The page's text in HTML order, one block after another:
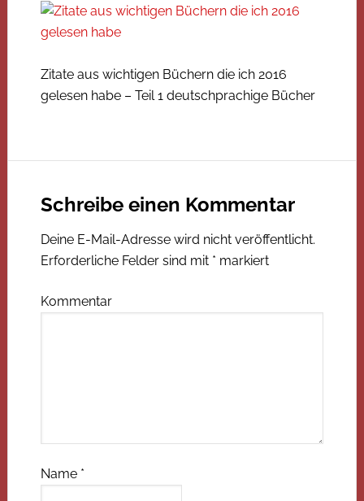
Zitate aus wichtigen Büchern die ich 2016
gelesen habe – Teil 1 deutschprachige Bücher
Schreibe einen Kommentar
Deine E-Mail-Adresse wird nicht veröffentlicht.
Erforderliche Felder sind mit * markiert
Kommentar
Name *